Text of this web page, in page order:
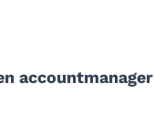
accountmanager